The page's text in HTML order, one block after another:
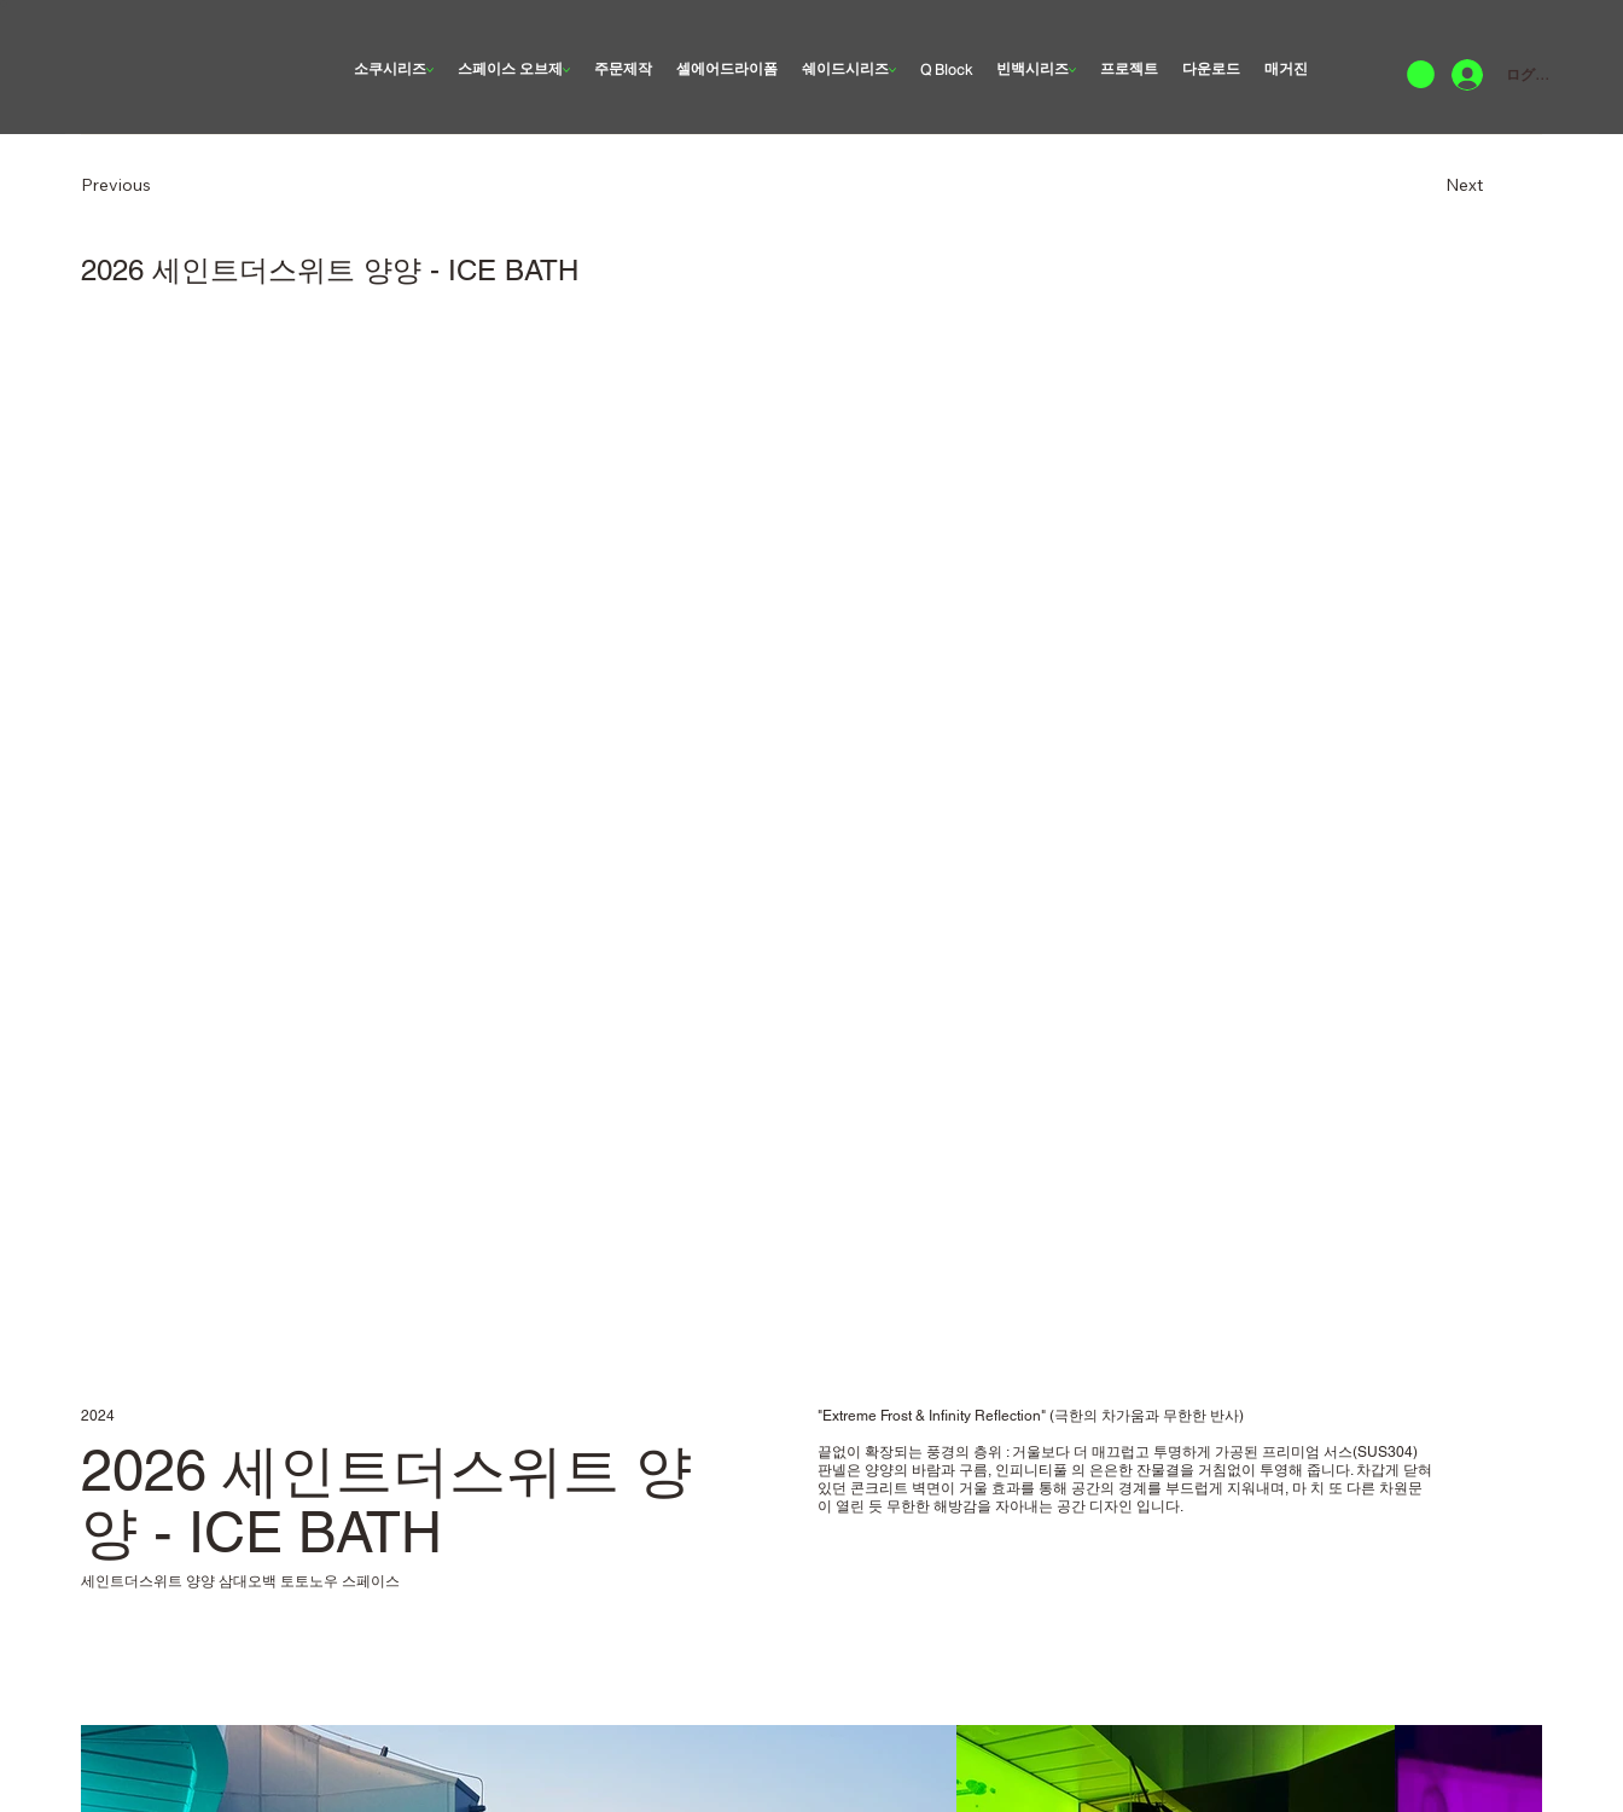
ログイン
소쿠시리즈 스페이스 오브제 주문제작 셀에어드라이폼 쉐이드시리즈 Q Block 빈백시리즈 프로젝트 다운로드 매거진
Previous Next
2026 세인트더스위트 양양 - ICE BATH
세인트더스위트 양양 삼대오백 토토노우 스페이스
2026 세인트더스위트 양
양 - ICE BATH
2024 "Extreme Frost & Infinity Reflection" (극한의 차가움과 무한한 반사)
끝없이 확장되는 풍경의 층위 : 거울보다 더 매끄럽고 투명하게 가공된 프리미엄 서스(SUS304)
판넬은 양양의 바람과 구름, 인피니티풀 의 은은한 잔물결을 거침없이 투영해 줍니다. 차갑게 닫혀
있던 콘크리트 벽면이 거울 효과를 통해 공간의 경계를 부드럽게 지워내며, 마 치 또 다른 차원문
이 열린 듯 무한한 해방감을 자아내는 공간 디자인 입니다.